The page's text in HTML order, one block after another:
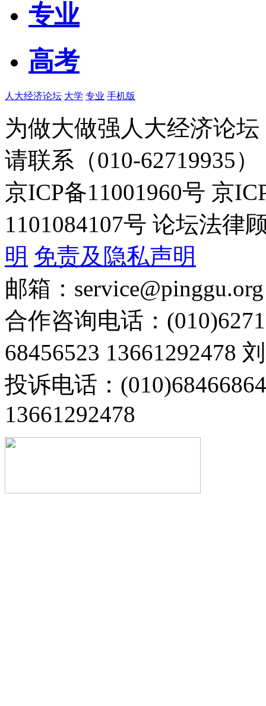
专业
高考
人大经济论坛 大学 专业 手机版
为做大做强人大经济论
请联系（010-62719935）
京ICP备11001960号 京
1101084107号 论坛法律
明 免责及隐私声明
邮箱：service@pinggu.org
合作咨询电话：
68456523 13661292478
投诉电话：
13661292478